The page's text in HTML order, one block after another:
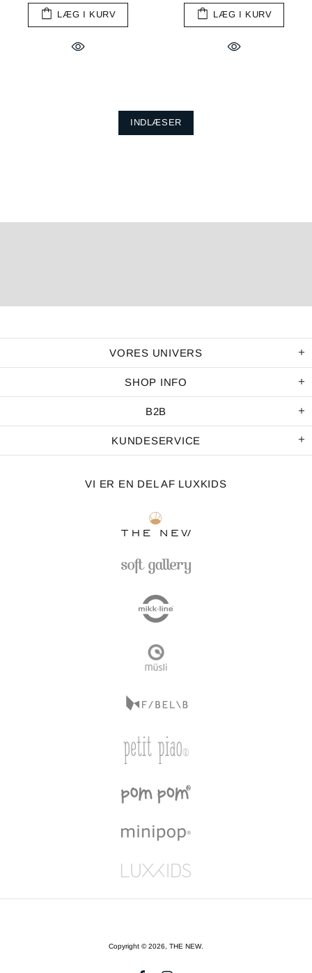
LÆG I KURV LÆG I KURV
INDLÆSER
VORES UNIVERS
SHOP INFO
B2B
KUNDESERVICE
VI ER EN DEL AF LUXKIDS
Copyright © 2026, THE NEW.